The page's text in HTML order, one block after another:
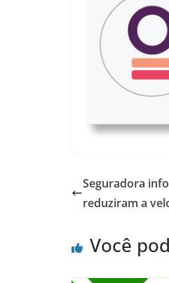
Seguradora
reduziram a
Você